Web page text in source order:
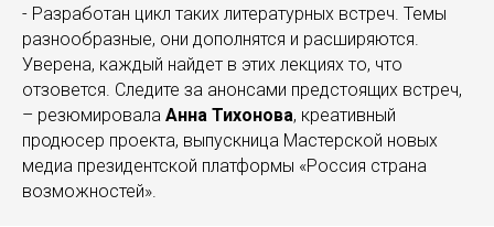
- Разработан цикл таких литературных встреч. Темы
разнообразные, они дополнятся и расширяются.
Уверена, каждый найдет в этих лекциях то, что
отзовется. Следите за анонсами предстоящих встреч,
– резюмировала Анна Тихонова, креативный
продюсер проекта, выпускница Мастерской новых
медиа президентской платформы «Россия страна
возможностей».